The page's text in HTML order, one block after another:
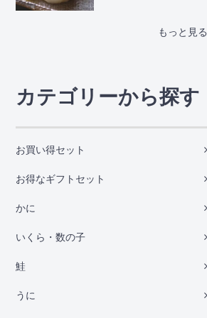
もっと見る
カテゴリーから探す
お買い得セット
お得なギフトセット
かに
いくら・数の子
鮭
うに